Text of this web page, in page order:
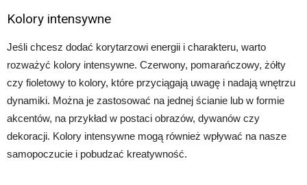
Kolory intensywne
Jeśli chcesz dodać korytarzowi energii i charakteru, warto
rozważyć kolory intensywne. Czerwony, pomarańczowy, żółty
czy fioletowy to kolory, które przyciągają uwagę i nadają wnętrzu
dynamiki. Można je zastosować na jednej ścianie lub w formie
akcentów, na przykład w postaci obrazów, dywanów czy
dekoracji. Kolory intensywne mogą również wpływać na nasze
samopoczucie i pobudzać kreatywność.